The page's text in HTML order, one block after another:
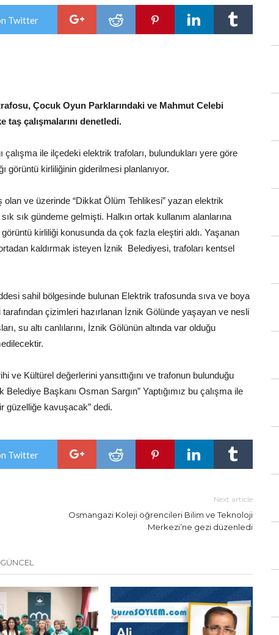
trafoları
güzelliğe
kavuşuyor
Twitter
Çocuk Oyun Parklarındaki ve Mahmut Celebi
çalışmalarını denetledi.
çalışma ile ilçedeki elektrik trafoları, bulundukları yere göre
görüntü kirliliğinin giderilmesi planlanıyor.
ve üzerinde “Dikkat Ölüm Tehlikesi” yazan elektrik
sık gündeme gelmişti. Halkın ortak kullanım alanlarına
kirliliği konusunda da çok fazla eleştiri aldı. Yaşanan
kaldırmak isteyen İznik Belediyesi, trafoları kentsel
sahil bölgesinde bulunan Elektrik trafosunda sıva ve boya
çizimleri hazırlanan İznik Gölünde yaşayan ve nesli
su altı canlılarını, İznik Gölünün altında var olduğu
ve Kültürel değerlerini yansıttığını ve trafonun bulunduğu
Başkanı Osman Sargın” Yaptığımız bu çalışma ile
güzelliğe kavuşacak” dedi.
Twitter
Next article
Osmangazi Koleji öğrencileri Bilim ve Teknoloji
Merkezi’ne gezi düzenledi